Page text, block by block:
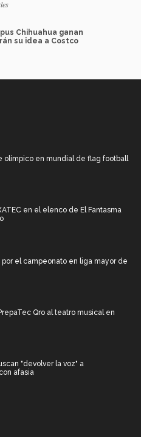
Chihuahua ganan
su idea a Costco
olímpico en mundial de flag football
en el elenco de El Fantasma
por el campeonato en liga mayor de
Qro al teatro musical en
"devolver la voz" a
afasia